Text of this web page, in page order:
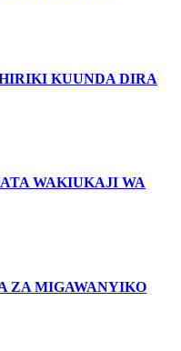
KUUNDA DIRA
WAKIUKAJI WA
ZA MIGAWANYIKO